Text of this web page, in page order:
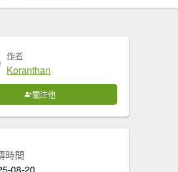
作者
Koranthan
關注他
時間